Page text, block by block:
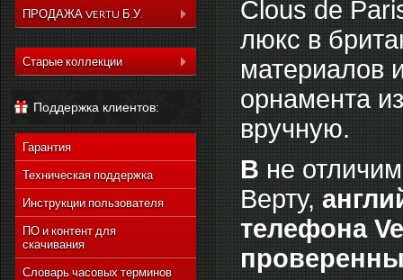
Коллекция Aster
Коллекция Signature
Коллекция Signature
Коллекция Новый
Signature Touch
ПРОДАЖА VERTU Б.У.
Коллекция Constelation
Коллекция Ascent
Touch
Коллекция Новый
Signature Touch
Старые коллекции
Vertu Ascent X
Vertu Constellation Ayxta
Vertu Constellation Pure
Vertu Constellation Exotic
Vertu Constellation Vivre
Vertu Signature S Design
Vertu Constellation
Поддержка клиентов:
Гарантия
Техническая поддержка
Инструкции пользователя
ПО и контент для
скачивания
Словарь часовых терминов
Clous de
люкс в
материалов
орнамента
вручную.
В не
Верту,
телефона